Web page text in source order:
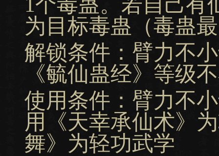
为目标毒蛊（毒蛊
解锁条件：臂力不
《毓仙蛊经》等级
使用条件：臂力不
用《天幸承仙术》
舞》为轻功武学